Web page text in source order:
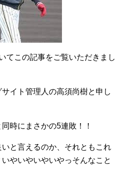
てこの記事をご覧いただきまし
イト管理人の高須尚樹と申し
時にまさかの5連敗！！
と言えるのか、それともこれ
やいやいやいやっそんなこと